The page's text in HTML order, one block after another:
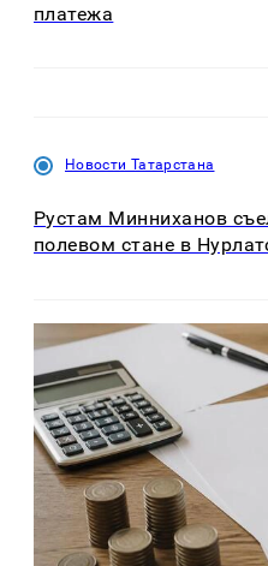
платежа
Новости Татарстана
Рустам Минниханов
полевом стане в